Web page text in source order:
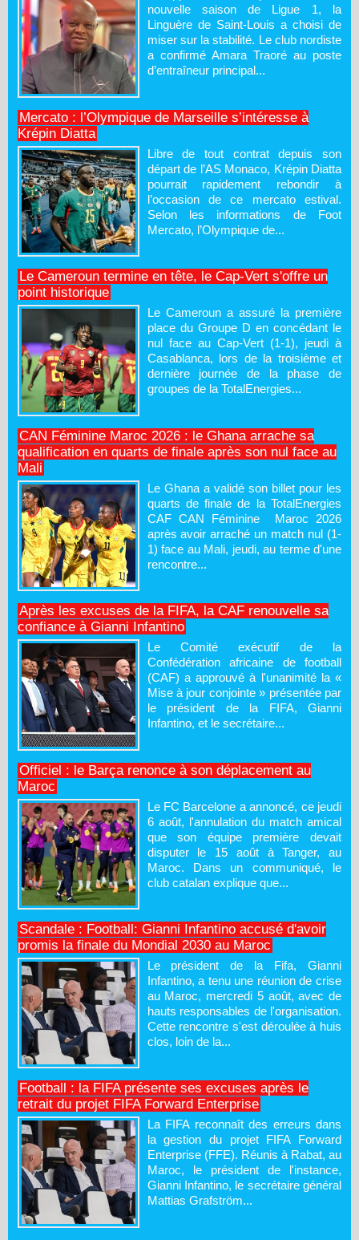
nouvelle saison de Ligue 1, la
Linguère de Saint-Louis a choisi de
miser sur la stabilité. Le club nordiste
a confirmé Amara Traoré au poste
d’entraîneur principal...
Mercato : l’Olympique de Marseille s’intéresse à
Krépin Diatta
Libre de tout contrat depuis son
départ de l’AS Monaco, Krépin Diatta
pourrait rapidement rebondir à
l’occasion de ce mercato estival.
Selon les informations de Foot
Mercato, l’Olympique de...
Le Cameroun termine en tête, le Cap-Vert s'offre un
point historique
Le Cameroun a assuré la première
place du Groupe D en concédant le
nul face au Cap-Vert (1-1), jeudi à
Casablanca, lors de la troisième et
dernière journée de la phase de
groupes de la TotalEnergies...
CAN Féminine Maroc 2026 : le Ghana arrache sa
qualification en quarts de finale après son nul face au
Mali
Le Ghana a validé son billet pour les
quarts de finale de la TotalEnergies
CAF CAN Féminine Maroc 2026
après avoir arraché un match nul (1-
1) face au Mali, jeudi, au terme d'une
rencontre...
Après les excuses de la FIFA, la CAF renouvelle sa
confiance à Gianni Infantino
Le Comité exécutif de la
Confédération africaine de football
(CAF) a approuvé à l'unanimité la «
Mise à jour conjointe » présentée par
le président de la FIFA, Gianni
Infantino, et le secrétaire...
Officiel : le Barça renonce à son déplacement au
Maroc
Le FC Barcelone a annoncé, ce jeudi
6 août, l'annulation du match amical
que son équipe première devait
disputer le 15 août à Tanger, au
Maroc. Dans un communiqué, le
club catalan explique que...
Scandale : Football: Gianni Infantino accusé d'avoir
promis la finale du Mondial 2030 au Maroc
Le président de la Fifa, Gianni
Infantino, a tenu une réunion de crise
au Maroc, mercredi 5 août, avec de
hauts responsables de l'organisation.
Cette rencontre s'est déroulée à huis
clos, loin de la...
Football : la FIFA présente ses excuses après le
retrait du projet FIFA Forward Enterprise
La FIFA reconnaît des erreurs dans
la gestion du projet FIFA Forward
Enterprise (FFE). Réunis à Rabat, au
Maroc, le président de l'instance,
Gianni Infantino, le secrétaire général
Mattias Grafström...